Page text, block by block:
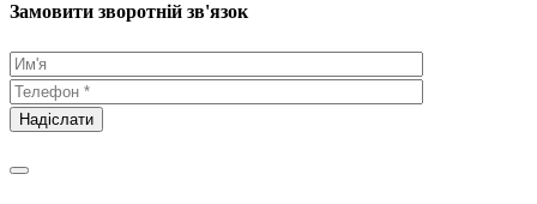
Замовити зворотній зв'язок